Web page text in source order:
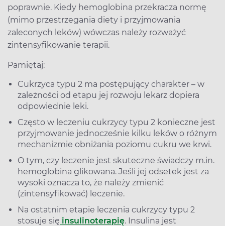
poprawnie. Kiedy hemoglobina przekracza normę
(mimo przestrzegania diety i przyjmowania
zaleconych leków) wówczas należy rozważyć
zintensyfikowanie terapii.
Pamiętaj:
Cukrzyca typu 2 ma postępujący charakter – w
zależności od etapu jej rozwoju lekarz dopiera
odpowiednie leki.
Często w leczeniu cukrzycy typu 2 konieczne jest
przyjmowanie jednocześnie kilku leków o różnym
mechanizmie obniżania poziomu cukru we krwi.
O tym, czy leczenie jest skuteczne świadczy m.in.
hemoglobina glikowana. Jeśli jej odsetek jest za
wysoki oznacza to, że należy zmienić
(zintensyfikować) leczenie.
Na ostatnim etapie leczenia cukrzycy typu 2
stosuje się insulinoterapię. Insulina jest